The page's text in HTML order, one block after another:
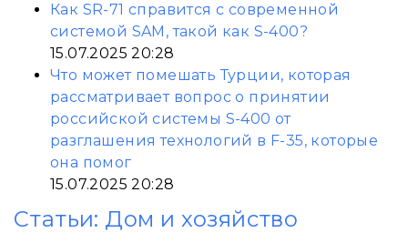
Как SR-71 справится с современной
системой SAM, такой как S-400?
15.07.2025 20:28
Что может помешать Турции, которая
рассматривает вопрос о принятии
российской системы S-400 от
разглашения технологий в F-35, которые
она помог
15.07.2025 20:28
Статьи: Дом и хозяйство